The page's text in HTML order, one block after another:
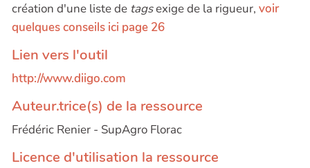
création d'une liste de tagsexige de la rigueur, voir
quelques conseils ici page 26
Lien vers l'outil
http://www.diigo.com
Auteur.trice(s) de la ressource
Frédéric Renier - SupAgro Florac
Licence d'utilisation la ressource